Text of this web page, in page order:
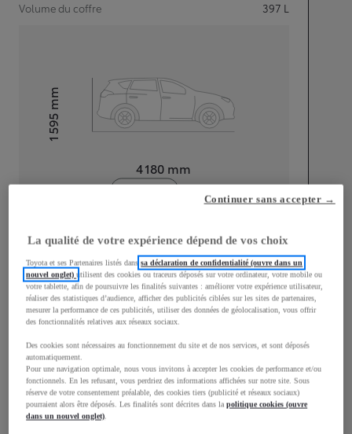
Volume du coffre
397 L
4 180 mm
Hauteur1 595
mm
Largeur
1 765mm
Consommation mixte
Consommation mixte 4,4L/100 km
Émissions CO2
100g/km
La qualité de votre expérience dépend de vos choix
Toyota et ses Partenaires listés danssa déclaration de confidentialité (ouvre dans un
nouvel onglet)utilisent des cookies ou traceurs déposés sur votre ordinateur, votre mobile ou
votre tablette, afin de poursuivre les finalités suivantes : améliorer votre expérience utilisateur,
réaliser des statistiques d’audience, afficher des publicités ciblées sur les sites de partenaires,
mesurer la performance de ces publicités, utiliser des données de géolocalisation, vous offrir
des fonctionnalités relatives aux réseaux sociaux.
Des cookies sont nécessaires au fonctionnement du site et de nos services, et sont déposés
automatiquement.
Pour une navigation optimale, nous vous invitons à accepter les cookies de performance et/ou
fonctionnels. En les refusant, vous perdriez des informations affichées sur notre site. Sous
réserve de votre consentement préalable, des cookies tiers (publicité et réseaux sociaux)
pourraient alors être déposés. Les finalités sont décrites dans lapolitique cookies (ouvre
dans un nouvel onglet).
Continuer sans accepter →